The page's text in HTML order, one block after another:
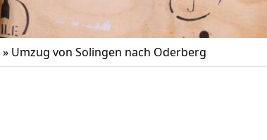
» Umzug von Solingen nach Oderberg